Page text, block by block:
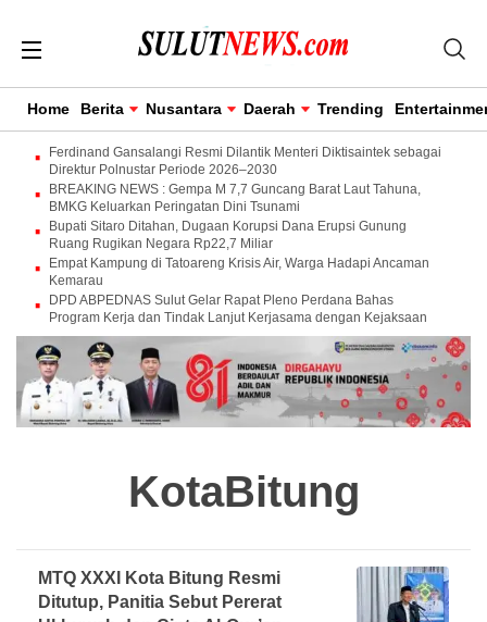
Home Berita Nusantara Daerah Trending
Ferdinand Gansalangi Resmi Dilantik Menteri Diktisaintek sebagai
Direktur Polnustar Periode 2026–2030
BREAKING NEWS : Gempa M 7,7 Guncang Barat Laut Tahuna,
BMKG Keluarkan Peringatan Dini Tsunami
Bupati Sitaro Ditahan, Dugaan Korupsi Dana Erupsi Gunung
Ruang Rugikan Negara Rp22,7 Miliar
Empat Kampung di Tatoareng Krisis Air, Warga Hadapi Ancaman
Kemarau
DPD ABPEDNAS Sulut Gelar Rapat Pleno Perdana Bahas
Program Kerja dan Tindak Lanjut Kerjasama dengan Kejaksaan
KotaBitung
MTQ XXXI Kota Bitung Resmi
Ditutup, Panitia Sebut Pererat